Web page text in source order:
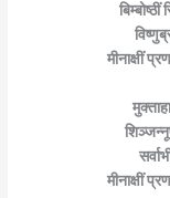
मीनाक्षीं
मीनाक्षीं